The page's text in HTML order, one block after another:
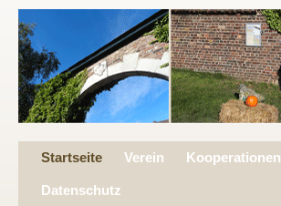
Startseite Verein Kooperationen
Datenschutz